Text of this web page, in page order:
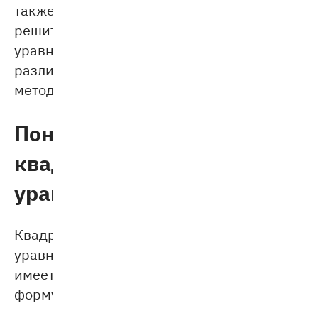
также
решить
уравнение
различными
методами.
Понятие
квадратного
уравнения
Квадратное
уравнение
имеет
форму: